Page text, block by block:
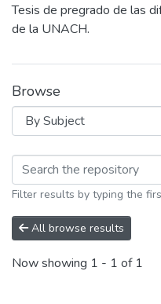
Tesis de pregrado de las
de la UNACH.
Browse
Browsing Tesis
Filter results by typing the
All browse results
Now showing 1 - 1 of 1